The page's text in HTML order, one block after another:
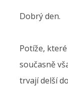
Dobrý den.
Potíže,
současně
trvají delší